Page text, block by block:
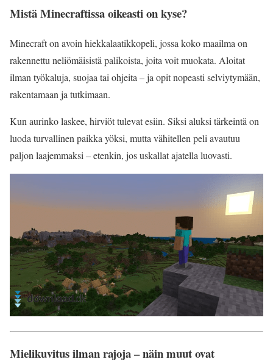
Mistä Minecraftissa oikeasti on kyse?
Minecraft on avoin hiekkalaatikkopeli, jossa koko maailma on
rakennettu neliömäisistä palikoista, joita voit muokata. Aloitat
ilman työkaluja, suojaa tai ohjeita – ja opit nopeasti selviytymään,
rakentamaan ja tutkimaan.
Kun aurinko laskee, hirviöt tulevat esiin. Siksi aluksi tärkeintä on
luoda turvallinen paikka yöksi, mutta vähitellen peli avautuu
paljon laajemmaksi – etenkin, jos uskallat ajatella luovasti.
Mielikuvitus ilman rajoja – näin muut ovat